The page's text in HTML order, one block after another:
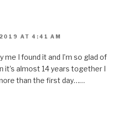
AT 4:41 AM
me I found it and I’m so glad of
it’s almost 14 years together I
than the first day……